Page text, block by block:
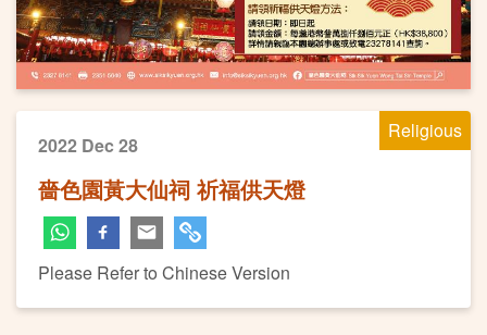
Religious
2022 Dec 28
嗇色園黃大仙祠 祈福供天燈
Please Refer to Chinese Version